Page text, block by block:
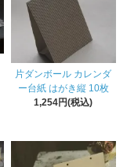
片ダンボール カレンダ
ー台紙 はがき縦 10枚
1,254円(税込)